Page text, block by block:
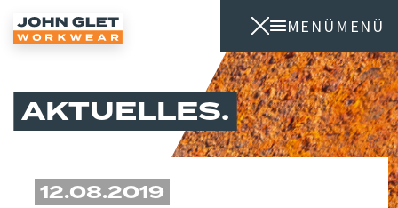
MENÜ
MENÜ
AKTUELLES
12.08.2019